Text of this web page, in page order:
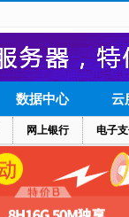
网上银行 电子
数据中心 云